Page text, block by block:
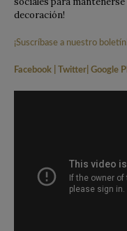
decoración!
¡Suscríbase a nuestro
Facebook Twitter Google